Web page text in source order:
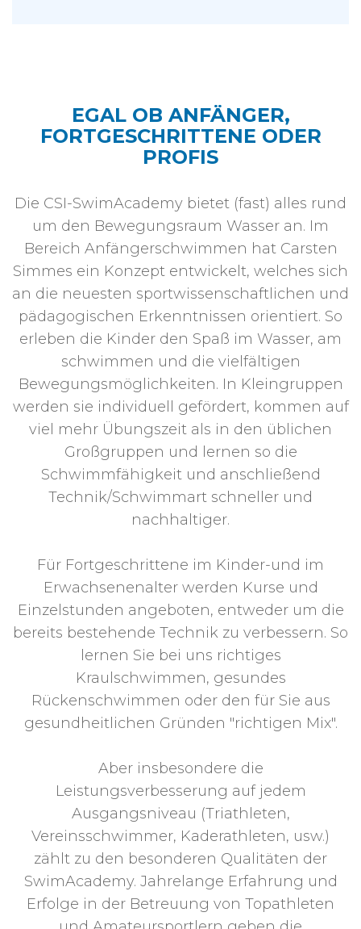
EGAL OB ANFÄNGER,
FORTGESCHRITTENE ODER
PROFIS
Die CSI-SwimAcademy bietet (fast) alles rund
um den Bewegungsraum Wasser an. Im
Bereich Anfängerschwimmen hat Carsten
Simmes ein Konzept entwickelt, welches sich
an die neuesten sportwissenschaftlichen und
pädagogischen Erkenntnissen orientiert. So
erleben die Kinder den Spaß im Wasser, am
schwimmen und die vielfältigen
Bewegungsmöglichkeiten. In Kleingruppen
werden sie individuell gefördert, kommen auf
viel mehr Übungszeit als in den üblichen
Großgruppen und lernen so die
Schwimmfähigkeit und anschließend
Technik/Schwimmart schneller und
nachhaltiger.
Für Fortgeschrittene im Kinder-und im
Erwachsenenalter werden Kurse und
Einzelstunden angeboten, entweder um die
bereits bestehende Technik zu verbessern. So
lernen Sie bei uns richtiges
Kraulschwimmen, gesundes
Rückenschwimmen oder den für Sie aus
gesundheitlichen Gründen "richtigen Mix".
Aber insbesondere die
Leistungsverbesserung auf jedem
Ausgangsniveau (Triathleten,
Vereinsschwimmer, Kaderathleten, usw.)
zählt zu den besonderen Qualitäten der
SwimAcademy. Jahrelange Erfahrung und
Erfolge in der Betreuung von Topathleten